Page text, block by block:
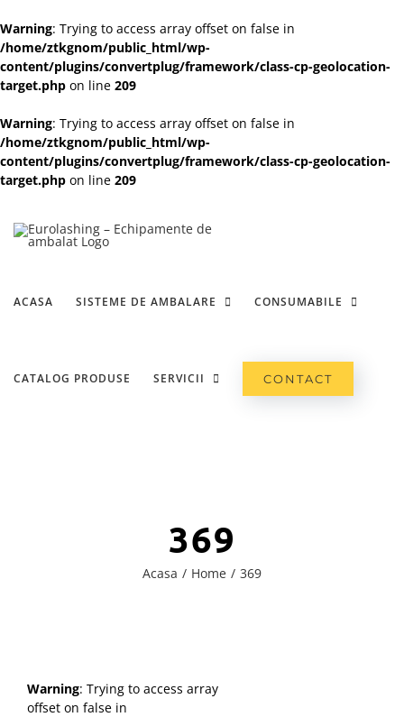
Warning: Trying to access array offset on false in
/home/ztkgnom/public_html/wp-
content/plugins/convertplug/framework/class-cp-geolocation-
target.php on line 209
Warning: Trying to access array offset on false in
/home/ztkgnom/public_html/wp-
content/plugins/convertplug/framework/class-cp-geolocation-
target.php on line 209
content
ACASA SISTEME DE AMBALARE CONSUMABILE
CATALOG PRODUSE SERVICII CONTACT
369
Acasa Home 369
Warning: Trying to access array
offset on false in